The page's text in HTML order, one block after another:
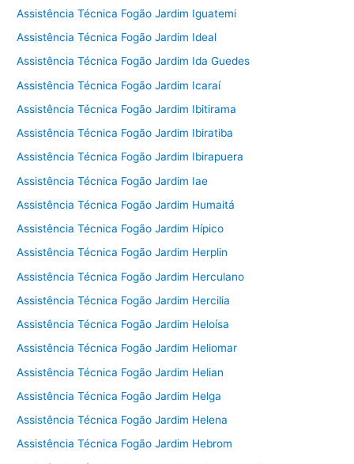
Assistência Técnica Fogão Jardim Iguatemi
Assistência Técnica Fogão Jardim Ideal
Assistência Técnica Fogão Jardim Ida Guedes
Assistência Técnica Fogão Jardim Icaraí
Assistência Técnica Fogão Jardim Ibitirama
Assistência Técnica Fogão Jardim Ibiratiba
Assistência Técnica Fogão Jardim Ibirapuera
Assistência Técnica Fogão Jardim Iae
Assistência Técnica Fogão Jardim Humaitá
Assistência Técnica Fogão Jardim Hípico
Assistência Técnica Fogão Jardim Herplin
Assistência Técnica Fogão Jardim Herculano
Assistência Técnica Fogão Jardim Hercilia
Assistência Técnica Fogão Jardim Heloísa
Assistência Técnica Fogão Jardim Heliomar
Assistência Técnica Fogão Jardim Helian
Assistência Técnica Fogão Jardim Helga
Assistência Técnica Fogão Jardim Helena
Assistência Técnica Fogão Jardim Hebrom